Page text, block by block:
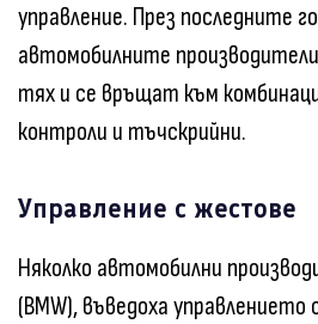
управление. През последните
автомобилните
тях и се връщат към
контроли и тъчскрийни.
Управление с жестове
Няколко автомобилни
(BMW), въведоха